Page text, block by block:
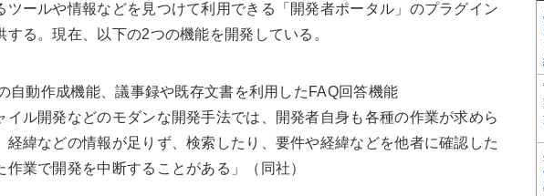
ツールや情報などを見つけて利用できる「開発者ポータル」のプラグイン
する。現在、以下の2つの機能を開発している。
自動作成機能、議事録や既存文書を利用したFAQ回答機能
ル開発などのモダンな開発手法では、開発者自身も各種の作業が求めら
経緯などの情報が足りず、検索したり、要件や経緯などを他者に確認した
作業で開発を中断することがある」（同社）